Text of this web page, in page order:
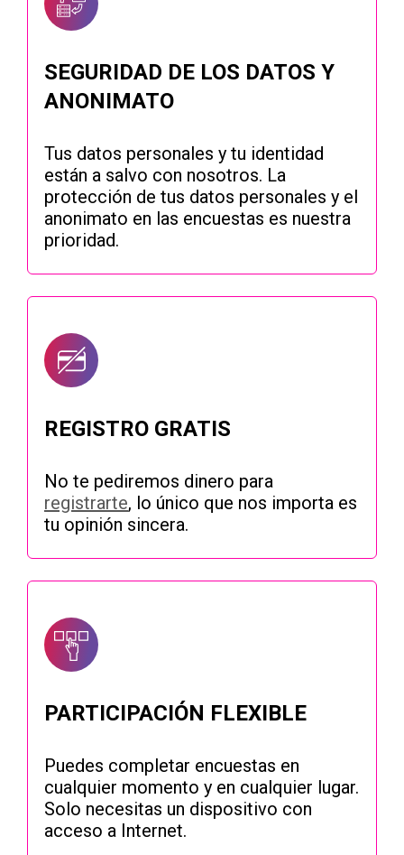
SEGURIDAD DE LOS DATOS Y
ANONIMATO
Tus datos personales y tu identidad
están a salvo con nosotros. La
protección de tus datos personales y el
anonimato en las encuestas es nuestra
prioridad.
REGISTRO GRATIS
No te pediremos dinero para
registrarte, lo único que nos importa es
tu opinión sincera.
PARTICIPACIÓN FLEXIBLE
Puedes completar encuestas en
cualquier momento y en cualquier lugar.
Solo necesitas un dispositivo con
acceso a Internet.